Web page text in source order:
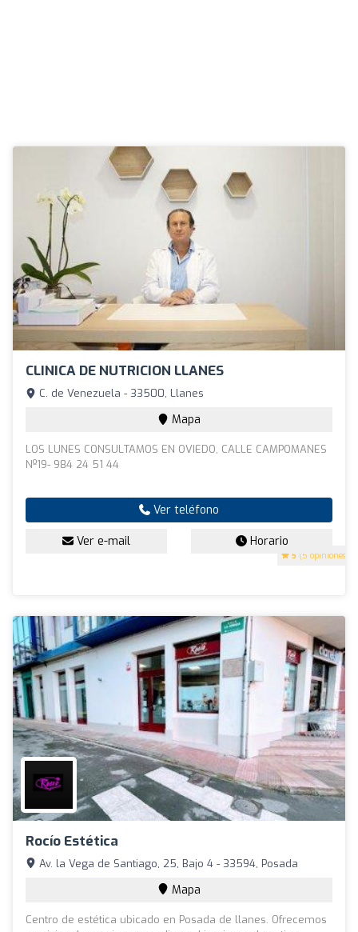
CLINICA DE NUTRICION LLANES
5 (5 opiniones)
C. de Venezuela - 33500, Llanes
Mapa
LOS LUNES CONSULTAMOS EN OVIEDO, CALLE CAMPOMANES
Nº19- 984 24 51 44
Ver teléfono
Ver e-mail Horario
Rocío Estética
Av. la Vega de Santiago, 25, Bajo 4 - 33594, Posada
Mapa
Centro de estética ubicado en Posada de llanes. Ofrecemos